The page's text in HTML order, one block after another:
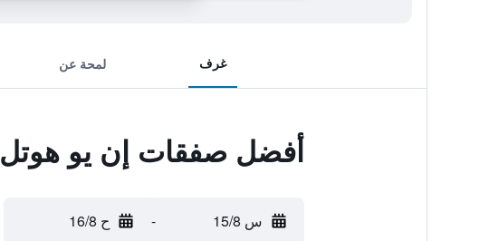
غرف لمحة عن
أفضل صفقات إن يو هوتل
س 15/8 - ح 16/8